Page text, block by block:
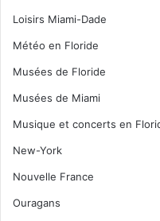
Loisirs Miami-Dade
Météo en Floride
Musées de Floride
Musées de Miami
Musique et concerts en
New-York
Nouvelle France
Ouragans